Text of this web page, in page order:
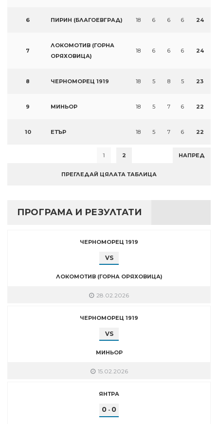
6 ПИРИН (БЛАГОЕВГРАД) 18 6 6 6 24
7
ЛОКОМОТИВ (ГОРНА
ОРЯХОВИЦА)
18 6 6 6 24
8 ЧЕРНОМОРЕЦ 1919 18 5 8 5 23
9 МИНЬОР 18 5 7 6 22
10 ЕТЪР 18 5 7 6 22
1 2 НАПРЕД
ПРЕГЛЕДАЙ ЦЯЛАТА ТАБЛИЦА
ПРОГРАМА И РЕЗУЛТАТИ
ЧЕРНОМОРЕЦ 1919
VS
ЛОКОМОТИВ (ГОРНА ОРЯХОВИЦА)
28.02.2026
ЧЕРНОМОРЕЦ 1919
VS
МИНЬОР
15.02.2026
ЯНТРА
0 - 0